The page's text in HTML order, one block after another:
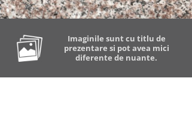
Imaginile sunt cu titlu de
prezentare si pot avea mici
diferente de nuante.